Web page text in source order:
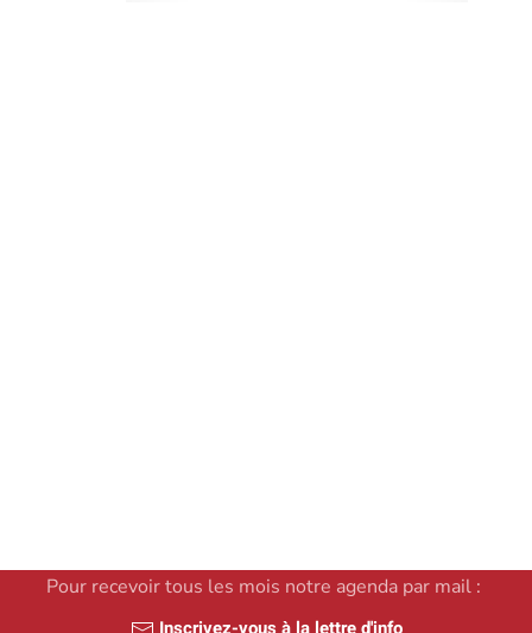
Pour recevoir tous les mois notre agenda par mail :